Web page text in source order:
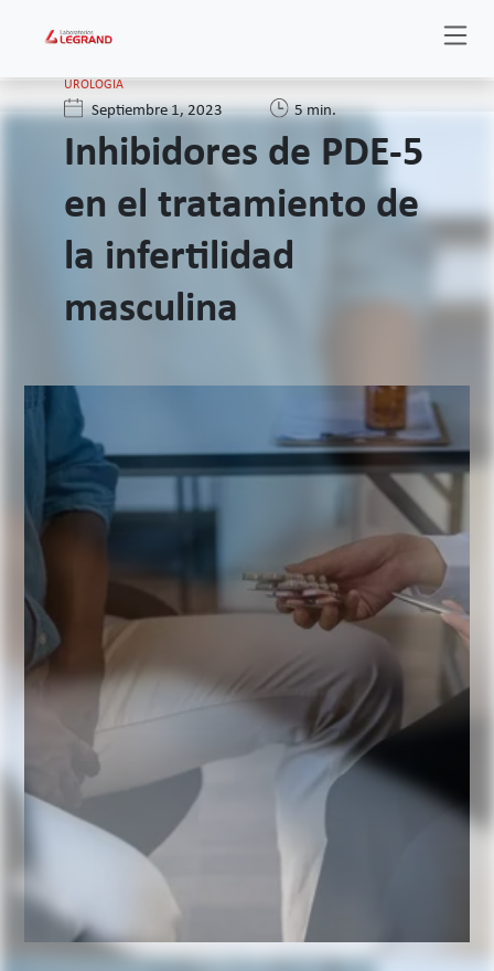
UROLOGIA
Septiembre 1, 2023 5 min.
Inhibidores de PDE-5
en el tratamiento de
la infertilidad
masculina